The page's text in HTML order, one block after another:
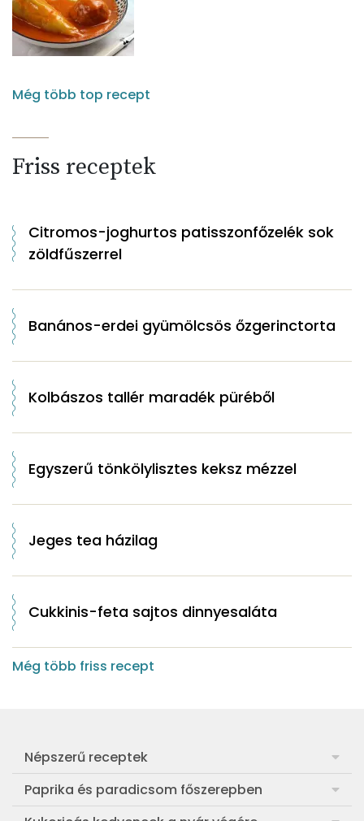
Még több top recept
Friss receptek
Citromos-joghurtos patisszonfőzelék sok
zöldfűszerrel
Banános-erdei gyümölcsös őzgerinctorta
Kolbászos tallér maradék püréből
Egyszerű tönkölylisztes keksz mézzel
Jeges tea házilag
Cukkinis-feta sajtos dinnyesaláta
Még több friss recept
Népszerű receptek
Frankfurti leves
Egyszerű muffin
Paprika és paradicsom főszerepben
Pan con Tomate